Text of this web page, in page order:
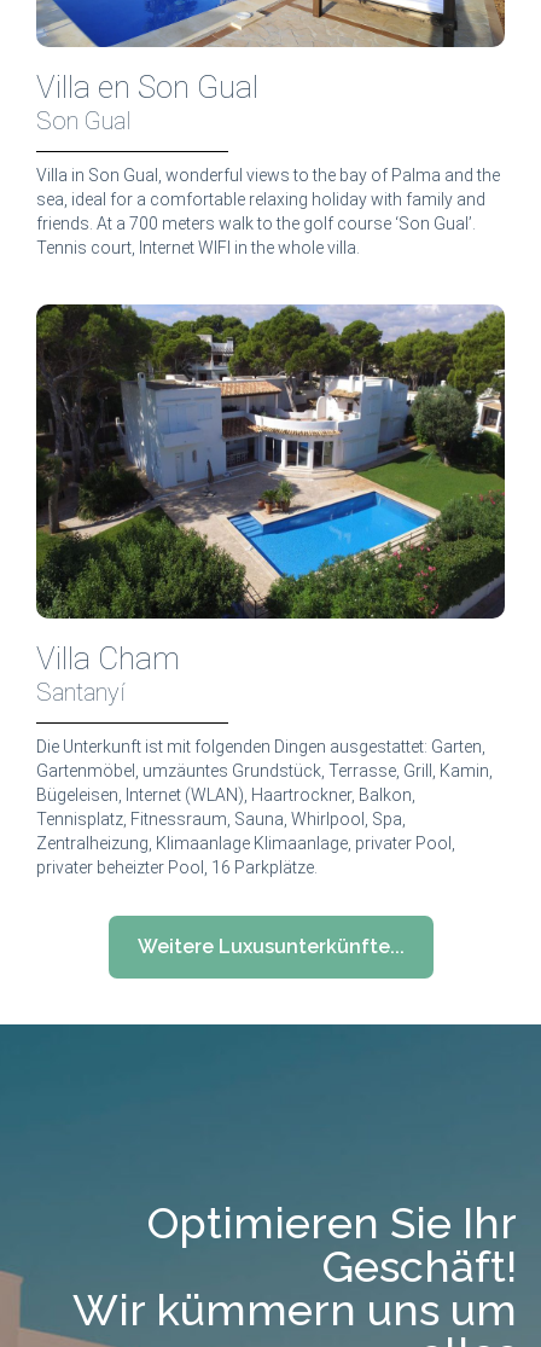
Villa en Son Gual
Son Gual
Villa in Son Gual, wonderful views to the bay of Palma and the
sea, ideal for a comfortable relaxing holiday with family and
friends. At a 700 meters walk to the golf course ‘Son Gual’.
Tennis court, Internet WIFI in the whole villa.
Villa Cham
Santanyí
Die Unterkunft ist mit folgenden Dingen ausgestattet: Garten,
Gartenmöbel, umzäuntes Grundstück, Terrasse, Grill, Kamin,
Bügeleisen, Internet (WLAN), Haartrockner, Balkon,
Tennisplatz, Fitnessraum, Sauna, Whirlpool, Spa,
Zentralheizung, Klimaanlage Klimaanlage, privater Pool,
privater beheizter Pool, 16 Parkplätze.
Weitere Luxusunterkünfte...
Optimieren Sie Ihr
Geschäft!
Wir kümmern uns um